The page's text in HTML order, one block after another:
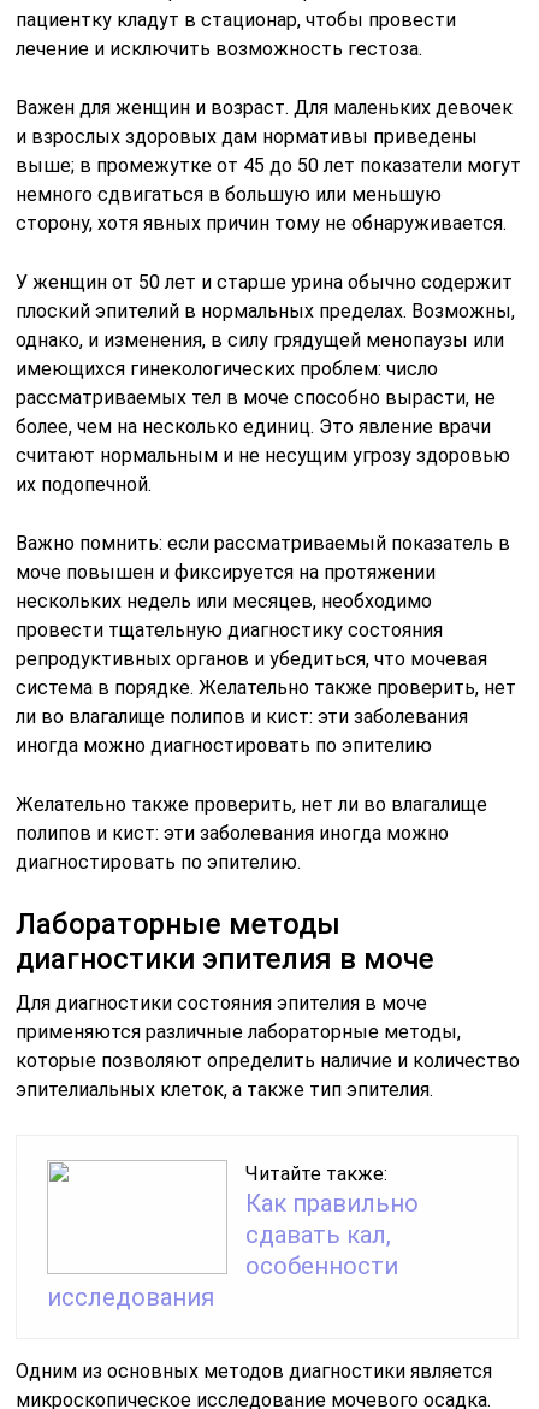
пациентку кладут в стационар, чтобы провести
лечение и исключить возможность гестоза.
Важен для женщин и возраст. Для маленьких девочек
и взрослых здоровых дам нормативы приведены
выше; в промежутке от 45 до 50 лет показатели могут
немного сдвигаться в большую или меньшую
сторону, хотя явных причин тому не обнаруживается.
У женщин от 50 лет и старше урина обычно содержит
плоский эпителий в нормальных пределах. Возможны,
однако, и изменения, в силу грядущей менопаузы или
имеющихся гинекологических проблем: число
рассматриваемых тел в моче способно вырасти, не
более, чем на несколько единиц. Это явление врачи
считают нормальным и не несущим угрозу здоровью
их подопечной.
Важно помнить: если рассматриваемый показатель в
моче повышен и фиксируется на протяжении
нескольких недель или месяцев, необходимо
провести тщательную диагностику состояния
репродуктивных органов и убедиться, что мочевая
система в порядке. Желательно также проверить, нет
ли во влагалище полипов и кист: эти заболевания
иногда можно диагностировать по эпителию
Желательно также проверить, нет ли во влагалище
полипов и кист: эти заболевания иногда можно
диагностировать по эпителию.
Лабораторные методы
диагностики эпителия в моче
Для диагностики состояния эпителия в моче
применяются различные лабораторные методы,
которые позволяют определить наличие и количество
эпителиальных клеток, а также тип эпителия.
Читайте также:
Как правильно
сдавать кал,
особенности
исследования
Одним из основных методов диагностики является
микроскопическое исследование мочевого осадка.